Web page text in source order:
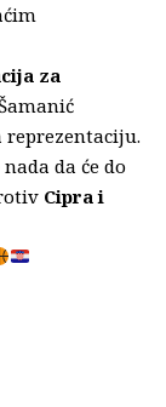
za
da će do
Cipra i